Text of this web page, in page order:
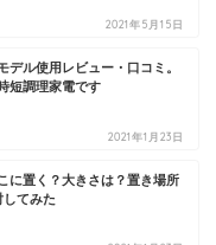
2021年5月15日
デル使用レビュー・口コミ。
短調理家電です
2021年1月23日
に置く？大きさは？置き場所
てみた